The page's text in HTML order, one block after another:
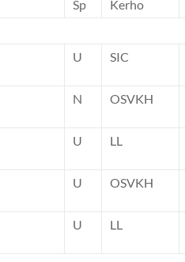
Sp Kerho
U SIC
N OSVKH
U LL
U OSVKH
U LL